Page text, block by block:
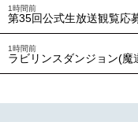
1時間前
第35回公式生放送観覧応
1時間前
ラビリンスダンジョン(